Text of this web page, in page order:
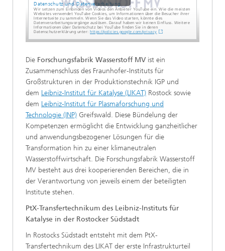
Datenschutz und Datenverarbeitung
Wir setzen zum Einbinden von Videos den Anbieter YouTube ein. Wie die meisten
Websites verwendet YouTube Cookies, um Informationen über die Besucher ihrer
Internetseite zu sammeln. Wenn Sie das Video starten, könnte dies
Datenverarbeitungsvorgänge auslösen. Darauf haben wir keinen Einfluss. Weitere
Informationen über Datenschutz bei YouTube finden Sie in deren
Datenschutzerklärung unter: https://policies.google.com/privacy
Die Forschungsfabrik Wasserstoff MV ist ein
Zusammenschluss des Fraunhofer-Instituts für
Großstrukturen in der Produktionstechnik IGP und
dem Leibniz-Institut für Katalyse (LIKAT) Rostock sowie
dem Leibniz-Institut für Plasmaforschung und
Technologie (INP) Greifswald. Diese Bündelung der
Kompetenzen ermöglicht die Entwicklung ganzheitlicher
und anwendungsbezogener Lösungen für die
Transformation hin zu einer klimaneutralen
Wasserstoffwirtschaft. Die Forschungsfabrik Wasserstoff
MV besteht aus drei kooperierenden Bereichen, die in
der Verantwortung von jeweils einem der beteiligten
Institute stehen.
PtX-Transfertechnikum des Leibniz-Instituts für
Katalyse in der Rostocker Südstadt
In Rostocks Südstadt entsteht mit dem PtX-
Transfertechnikum des LIKAT der erste Infrastrukturteil